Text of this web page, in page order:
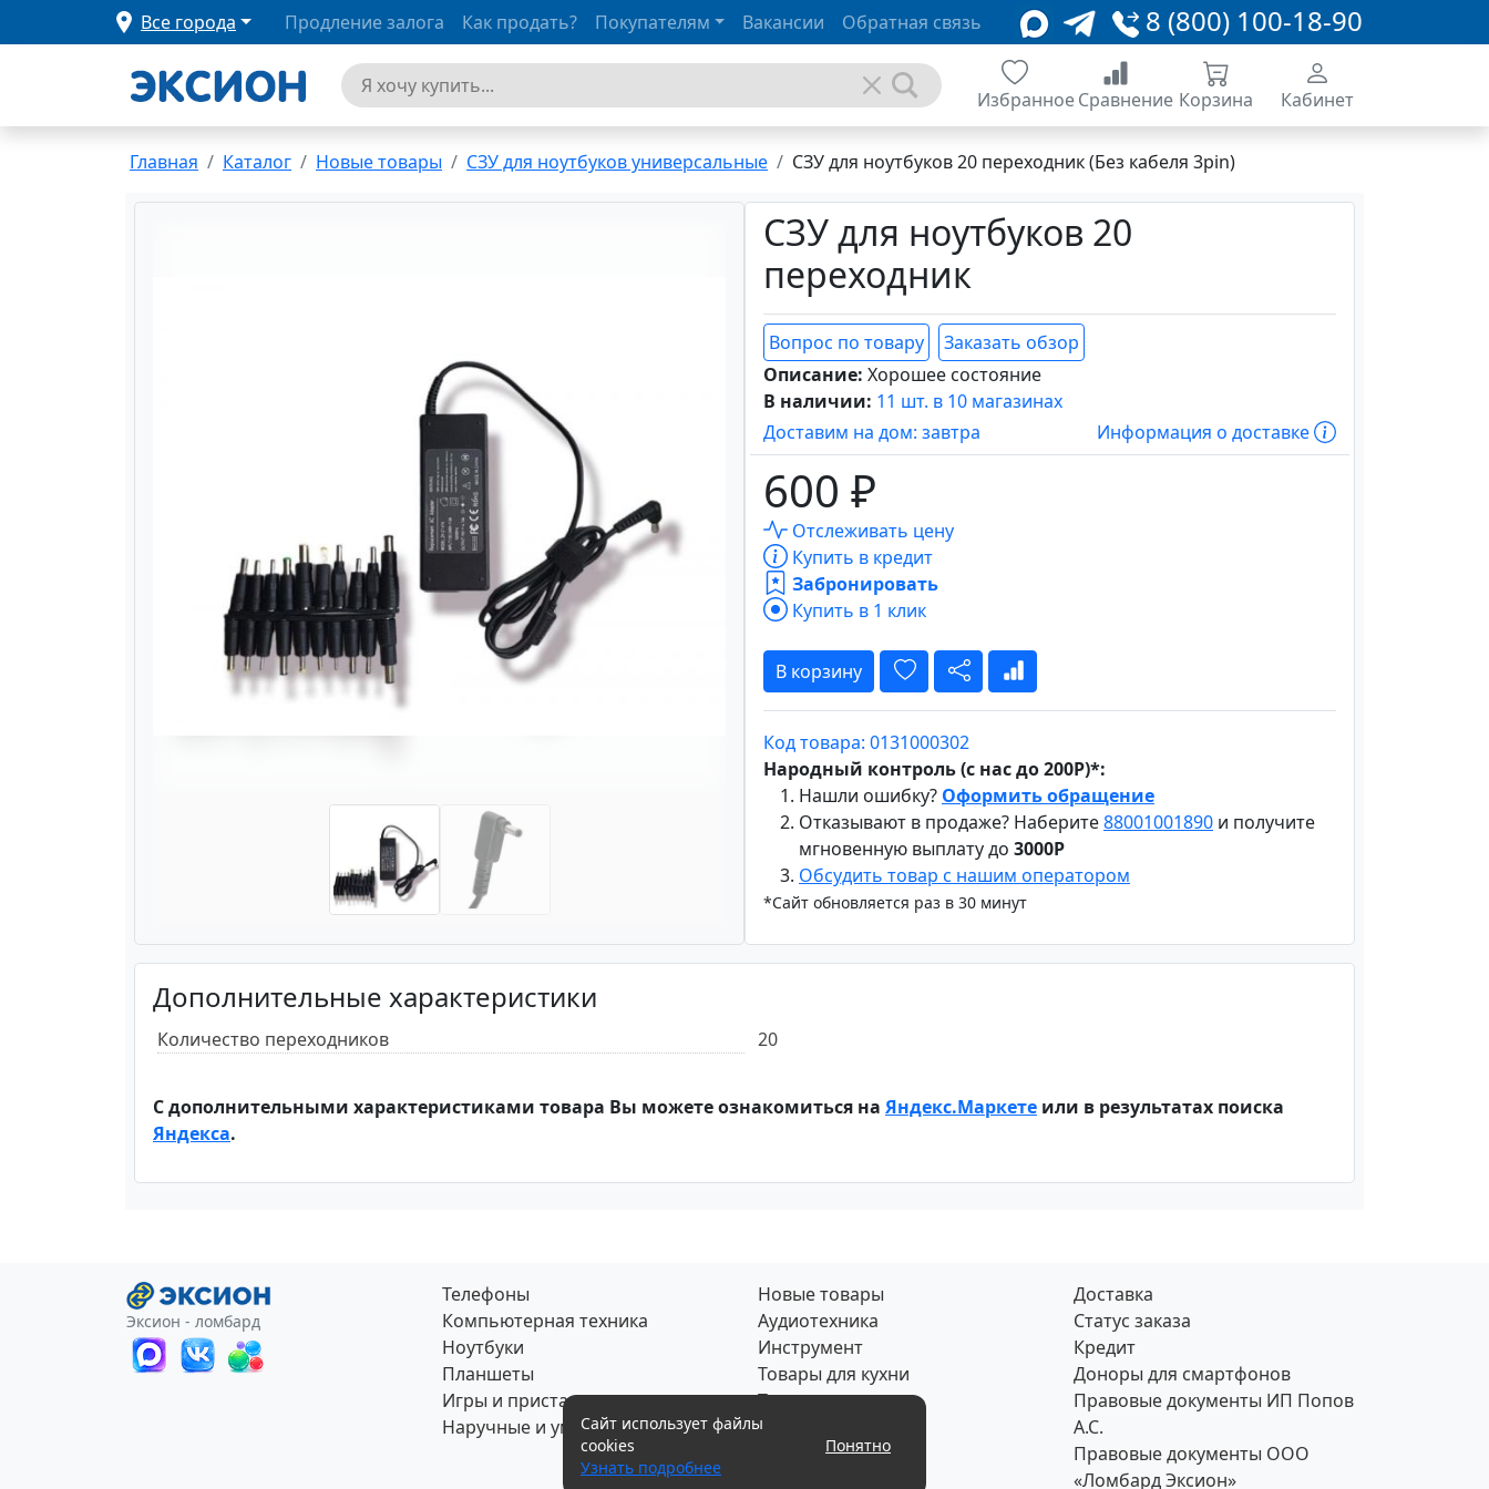
Все города 8 (800) 100-18-90
Продление залога Как продать? Покупателям Вакансии Обратная связь
ИзбранноеСравнение Корзина Кабинет
Главная Каталог Новые товары СЗУ для ноутбуков универсальные СЗУ для ноутбуков 20 переходник (Без кабеля 3pin)
Назад
СЗУ для ноутбуков 20
переходник
Вопрос по товару
Заказать обзор
Описание: Хорошее состояние
В наличии: 11 шт. в 10 магазинах
Доставим на дом: завтра
Информация о доставке
600 ₽
Отслеживать цену
Купить в кредит
Забронировать
Купить в 1 клик
В корзину
Код товара: 0131000302
Народный контроль (с нас до 200Р)*:
Нашли ошибку? Оформить обращение
Отказывают в продаже? Наберите88001001890 и получите
мгновенную выплату до 3000Р
Обсудить товар с нашим оператором
*Сайт обновляется раз в 30 минут
Дополнительные характеристики
Количество переходников 20
С дополнительными характеристиками товара Вы можете ознакомиться на Яндекс.Маркете или в результатах поиска
Яндекса.
Эксион - ломбард
Телефоны
Компьютерная техника
Ноутбуки
Планшеты
Игры и приставки
Наручные и умные часы
Новые товары
Аудиотехника
Инструмент
Товары для кухни
Товары для дома
Скупка по почте
Доставка
Статус заказа
Кредит
Доноры для смартфонов
Правовые документы ИП Попов
А.С.
Правовые документы ООО
«Ломбард Эксион»
Сайт использует файлы
cookies
Узнать подробнее
Понятно